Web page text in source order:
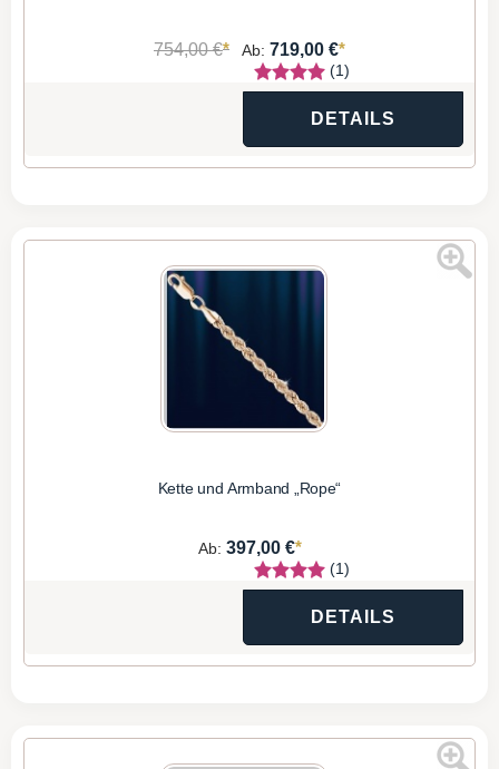
754,00 €* Ab: 719,00 €*
(1)
DETAILS
Kette und Armband „Rope“
Ab: 397,00 €*
(1)
DETAILS